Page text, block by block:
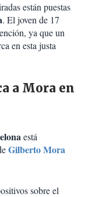
están puestas
. El joven de 17
ya que un
en esta justa
a Mora en
está
Gilberto Mora
sobre el